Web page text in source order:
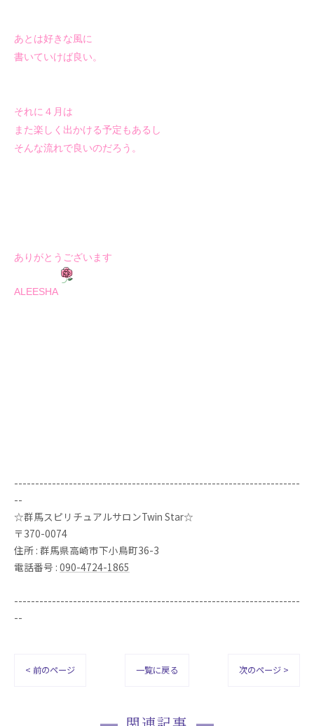
あとは好きな風に
書いていけば良い。
それに４月は
また楽しく出かける予定もあるし
そんな流れで良いのだろう。
ありがとうございます
ALEESHA
--------------------------------------------------------------------
--
☆群馬スピリチュアルサロンTwin Star☆
〒370-0074
住所 : 群馬県高崎市下小鳥町36-3
電話番号 : 090-4724-1865
--------------------------------------------------------------------
--
< 前のページ 一覧に戻る 次のページ >